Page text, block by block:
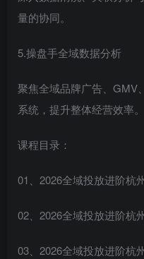
量的协同。
5.操盘手全域数据分析
聚焦全域品牌广告、GMV
系统，提升整体经营效率。
课程目录：
01、2026全域投放进阶杭
02、2026全域投放进阶杭
03、2026全域投放进阶杭